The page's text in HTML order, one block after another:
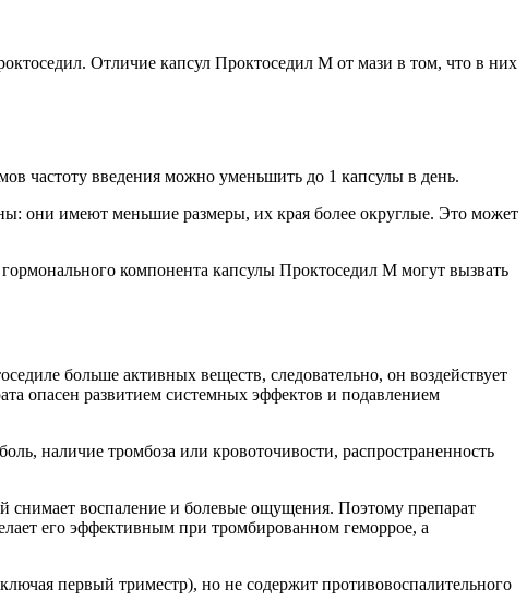
Отличие капсул Проктоседил М от мази в том, что в них
частоту введения можно уменьшить до 1 капсулы в день.
они имеют меньшие размеры, их края более округлые. Это может
компонента капсулы Проктоседил М могут вызвать
больше активных веществ, следовательно, он воздействует
опасен развитием системных эффектов и подавлением
наличие тромбоза или кровоточивости, распространенность
снимает воспаление и болевые ощущения. Поэтому препарат
его эффективным при тромбированном геморрое, а
первый триместр), но не содержит противовоспалительного